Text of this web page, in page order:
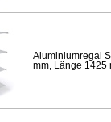
Aluminiumregal
mm, Länge 1425